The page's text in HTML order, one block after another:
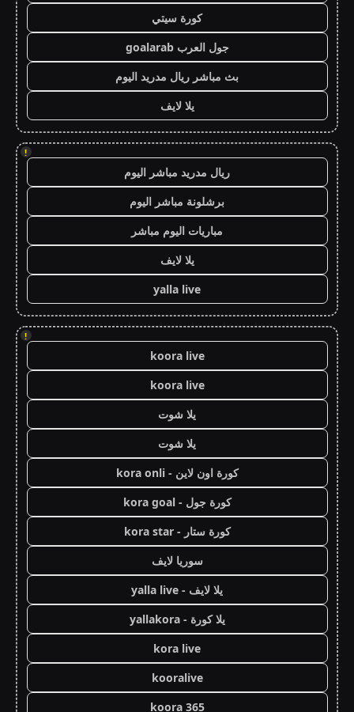
كورة سيتي
جول العرب goalarab
بث مباشر ريال مدريد اليوم
يلا لايف
!
ريال مدريد مباشر اليوم
برشلونة مباشر اليوم
مباريات اليوم مباشر
يلا لايف
yalla live
!
koora live
koora live
يلا شوت
يلا شوت
كورة اون لاين - kora onli
كورة جول - kora goal
كورة ستار - kora star
سوريا لايف
يلا لايف - yalla live
يلا كورة - yallakora
kora live
kooralive
koora 365